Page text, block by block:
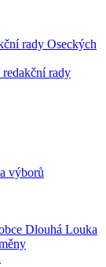
rady Oseckých
redakční rady
výborů
Dlouhá Louka